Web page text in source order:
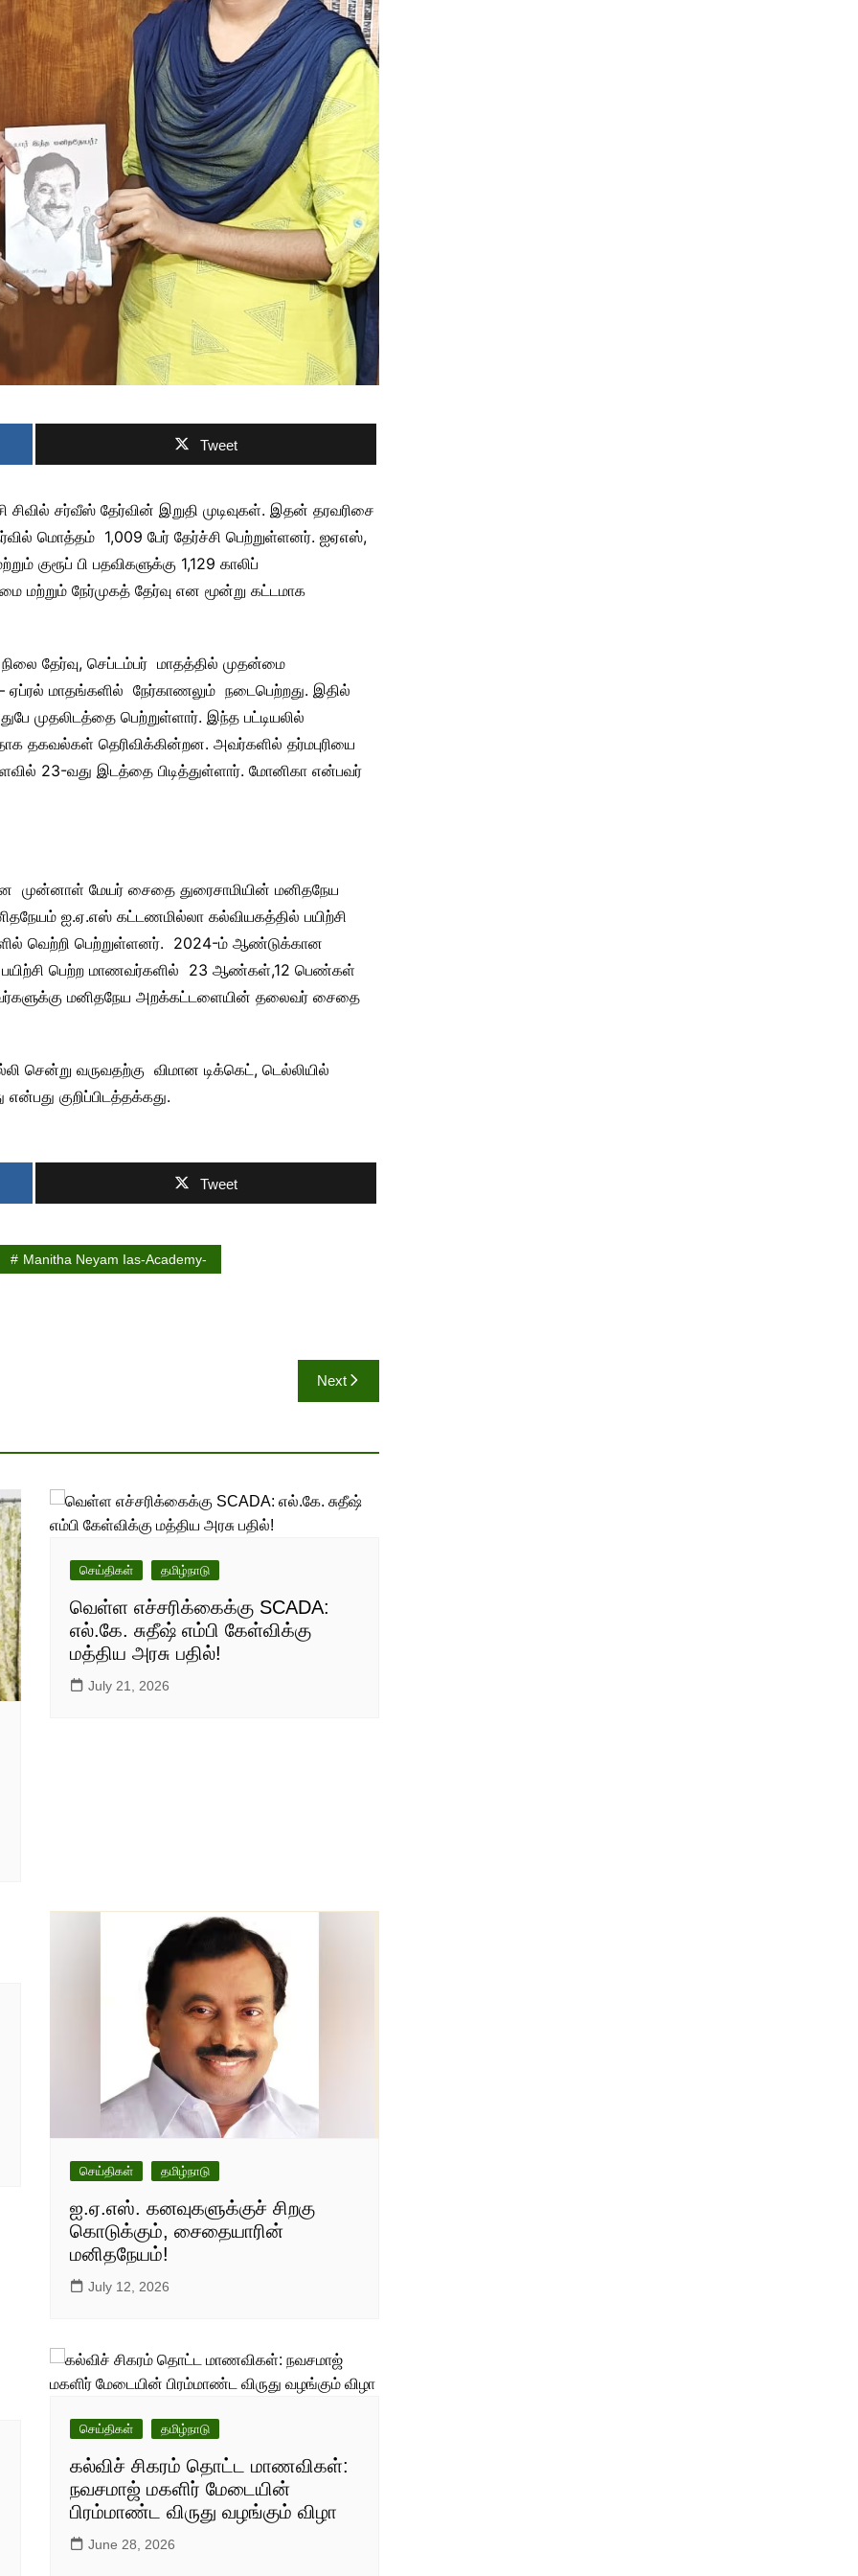
Tweet
சர்வீஸ் தேர்வின் இறுதி முடிவுகள். இதன் தரவரிசை
மொத்தம் 1,009 பேர் தேர்ச்சி பெற்றுள்ளனர். ஐஏஎஸ்,
குரூப் பி பதவிகளுக்கு 1,129 காலிப்
மற்றும் நேர்முகத் தேர்வு என மூன்று கட்டமாக
தேர்வு, செப்டம்பர் மாதத்தில் முதன்மை
மாதங்களில் நேர்காணலும் நடைபெற்றது. இதில்
முதலிடத்தை பெற்றுள்ளார். இந்த பட்டியலில்
தகவல்கள் தெரிவிக்கின்றன. அவர்களில் தர்மபுரியை
23-வது இடத்தை பிடித்துள்ளார். மோனிகா என்பவர்
முன்னாள் மேயர் சைதை துரைசாமியின் மனிதநேய
ஐ.ஏ.எஸ் கட்டணமில்லா கல்வியகத்தில் பயிற்சி
வெற்றி பெற்றுள்ளனர். 2024-ம் ஆண்டுக்கான
பயிற்சி பெற்ற மாணவர்களில் 23 ஆண்கள்,12 பெண்கள்
மனிதநேய அறக்கட்டளையின் தலைவர் சைதை
சென்று வருவதற்கு விமான டிக்கெட், டெல்லியில்
குறிப்பிடத்தக்கது.
Tweet
Manitha Neyam Ias-Academy-
Next
செய்திகள் தமிழ்நாடு
வெள்ள எச்சரிக்கைக்கு SCADA:
எல்.கே. சுதீஷ் எம்பி கேள்விக்கு
மத்திய அரசு பதில்!
July 21, 2026
செய்திகள் தமிழ்நாடு
ஐ.ஏ.எஸ். கனவுகளுக்குச் சிறகு
கொடுக்கும், சைதையாரின்
மனிதநேயம்!
July 12, 2026
செய்திகள் தமிழ்நாடு
கல்விச் சிகரம் தொட்ட மாணவிகள்:
நவசமாஜ் மகளிர் மேடையின்
பிரம்மாண்ட விருது வழங்கும் விழா
June 28, 2026